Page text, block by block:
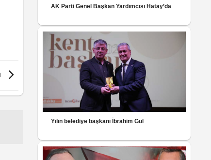
AK Parti Genel Başkan Yardımcısı Hatay’da
Yılın belediye başkanı İbrahim Gül